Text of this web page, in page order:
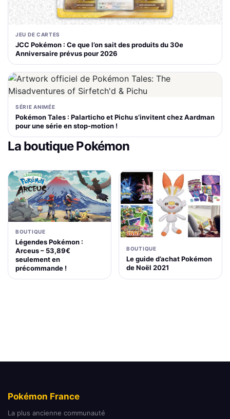
JEU DE CARTES
JCC Pokémon : Ce que l’on sait des produits du 30e
Anniversaire prévus pour 2026
SÉRIE ANIMÉE
Pokémon Tales : Palarticho et Pichu s’invitent chez Aardman
pour une série en stop-motion !
La boutique Pokémon
BOUTIQUE
Légendes Pokémon :
Arceus – 53,89€
seulement en
précommande !
BOUTIQUE
Le guide d’achat Pokémon
de Noël 2021
Pokémon France
La plus ancienne communauté